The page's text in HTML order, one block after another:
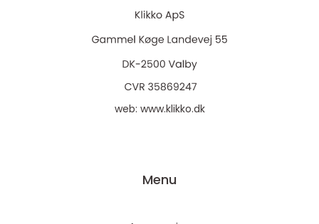
web: www.klikko.dk
Menu